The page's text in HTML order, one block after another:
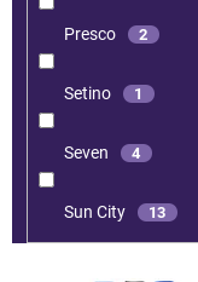
Presco 2
Setino 1
Seven 4
Sun City 13